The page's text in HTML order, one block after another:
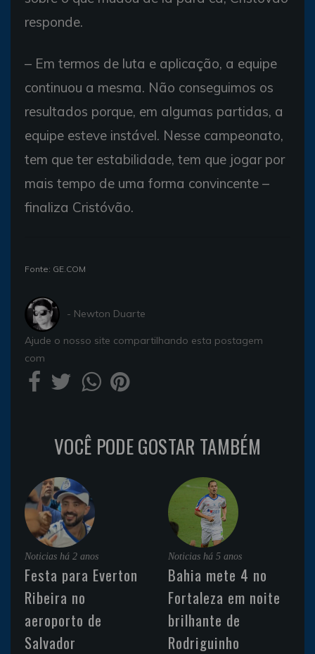
responde.
– Em termos de luta e aplicação, a equipe
continuou a mesma. Não conseguimos os
resultados porque, em algumas partidas, a
equipe esteve instável. Nesse campeonato,
tem que ter estabilidade, tem que jogar por
mais tempo de uma forma convincente –
finaliza Cristóvão.
Fonte: GE.COM
- Newton Duarte
Ajude o nosso site compartilhando esta postagem
com
VOCÊ PODE GOSTAR TAMBÉM
Noticias há 2 anos
Festa para Everton
Ribeira no
aeroporto de
Salvador
Noticias há 5 anos
Bahia mete 4 no
Fortaleza em noite
brilhante de
Rodriguinho